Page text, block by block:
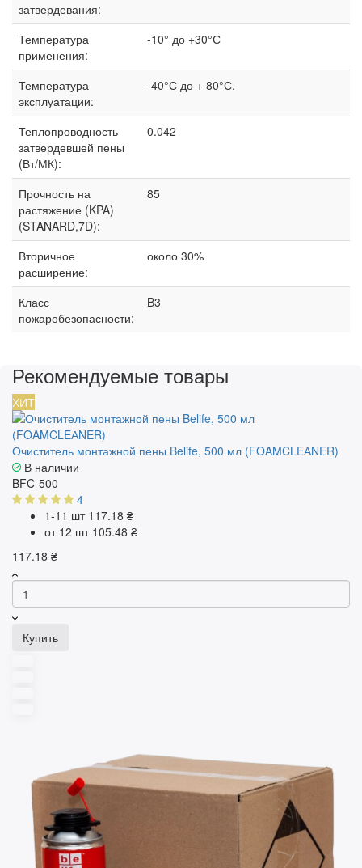
затвердевания:
Температура
применения:
-10° до +30°С
Температура
эксплуатации:
-40°С до + 80°С.
Теплопроводность
затвердевшей пены
(Вт/МК):
0.042
Прочность на
растяжение (KPA)
(STANARD,7D):
85
Вторичное
расширение:
около 30%
Класс
пожаробезопасности:
B3
Рекомендуемые товары
ХИТ
Очиститель монтажной пены Belife, 500 мл (FOAMCLEАNER)
В наличии
BFC-500
4
1-11 шт 117.18 ₴
от 12 шт 105.48 ₴
117.18 ₴
Купить